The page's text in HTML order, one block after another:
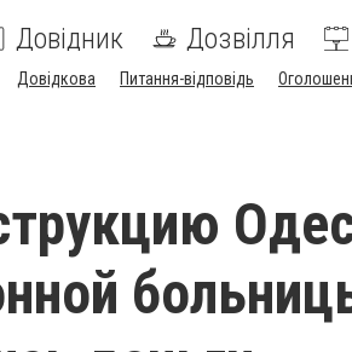
Довідник Дозвілля
Довідкова Питання-відповідь